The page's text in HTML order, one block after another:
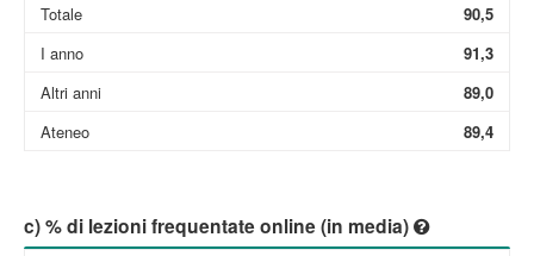
Totale
I anno
Altri anni
Ateneo
90,5
91,3
89,0
89,4
c) % di lezioni frequentate online (in media)